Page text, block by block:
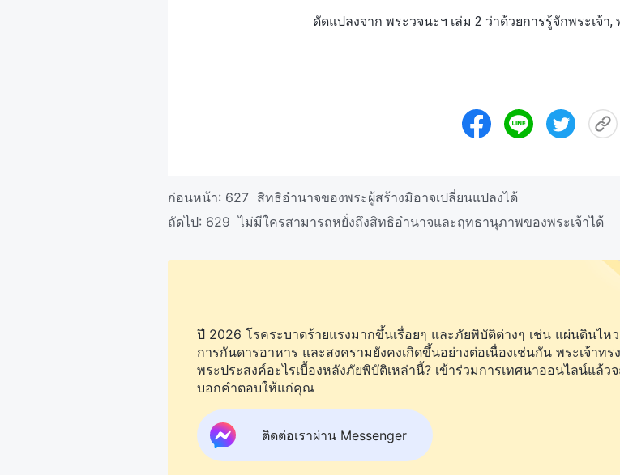
ดัดแปลงจาก พระวจนะฯ เล่ม 2 ว่าด้วยการรู้จักพระเจ้า
ก่อนหน้า: 627 สิทธิอำนาจของพระผู้สร้างมิอาจเปลี่ยนแปลงได้
ถัดไป: 629 ไม่มีใครสามารถหยั่งถึงสิทธิอำนาจและฤทธานุภาพของพระเจ้าได้
ปี 2026 โรคระบาดร้ายแรงมากขึ้นเรื่อยๆ และภัยพิบัติต่างๆ เช่น แผ่นดินไหว
การกันดารอาหาร และสงครามยังคงเกิดขึ้นอย่างต่อเนื่องเช่นกัน พระเจ้าทร
พระประสงค์อะไรเบื้องหลังภัยพิบัติเหล่านี้? เข้าร่วมการเทศนาออนไลน์แล้วจ
บอกคำตอบให้แก่คุณ
ติดต่อเราผ่าน Messenger